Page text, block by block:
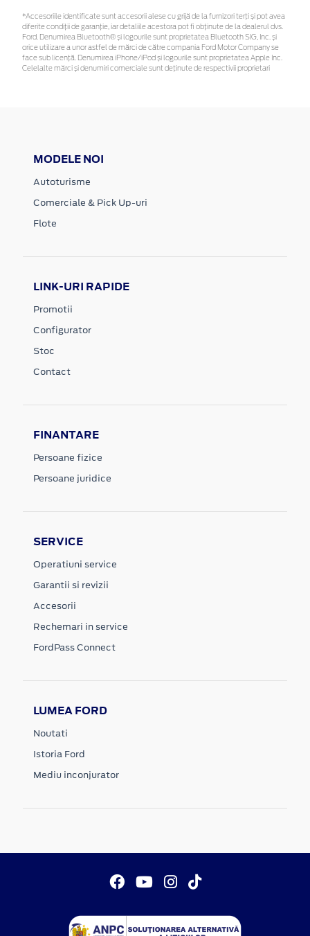
*Accesoriile identificate sunt accesorii alese cu grijă de la furnizori terți și pot avea
diferite condiții de garanție, iar detaliile acestora pot fi obținute de la dealerul dvs.
Ford. Denumirea Bluetooth® și logourile sunt proprietatea Bluetooth SIG, Inc. și
orice utilizare a unor astfel de mărci de către compania Ford Motor Company se
face sub licență. Denumirea iPhone/iPod și logourile sunt proprietatea Apple Inc.
Celelalte mărci și denumiri comerciale sunt deținute de respectivii proprietari
MODELE NOI
Autoturisme
Comerciale & Pick Up-uri
Flote
LINK-URI RAPIDE
Promotii
Configurator
Stoc
Contact
FINANTARE
Persoane fizice
Persoane juridice
SERVICE
Operatiuni service
Garantii si revizii
Accesorii
Rechemari in service
FordPass Connect
LUMEA FORD
Noutati
Istoria Ford
Mediu inconjurator